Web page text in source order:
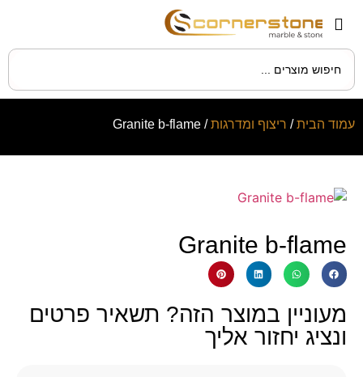
עמוד הבית/ ריצוף ומדרגות/ Granite b-flame
Granite b-flame
מעוניין במוצר הזה? תשאיר פרטים
ונציג יחזור אליך